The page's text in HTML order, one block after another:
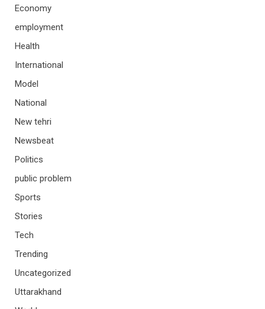
Economy
employment
Health
International
Model
National
New tehri
Newsbeat
Politics
public problem
Sports
Stories
Tech
Trending
Uncategorized
Uttarakhand